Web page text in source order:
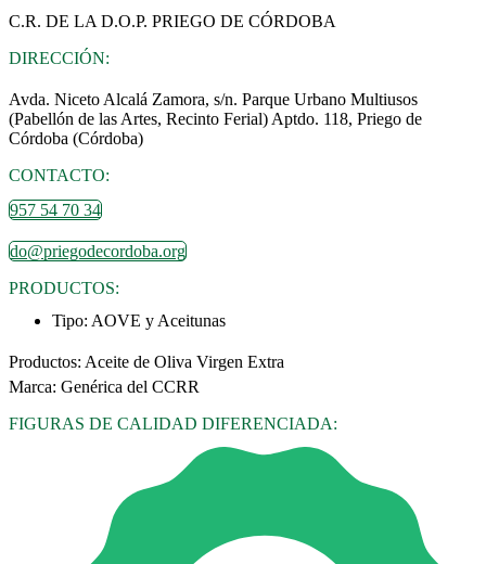
C.R. DE LA D.O.P. PRIEGO DE CÓRDOBA
DIRECCIÓN:
Avda. Niceto Alcalá Zamora, s/n. Parque Urbano Multiusos
(Pabellón de las Artes, Recinto Ferial) Aptdo. 118, Priego de
Córdoba (Córdoba)
CONTACTO:
957 54 70 34
do@priegodecordoba.org
PRODUCTOS:
Tipo: AOVE y Aceitunas
Productos: Aceite de Oliva Virgen Extra
Marca: Genérica del CCRR
FIGURAS DE CALIDAD DIFERENCIADA: